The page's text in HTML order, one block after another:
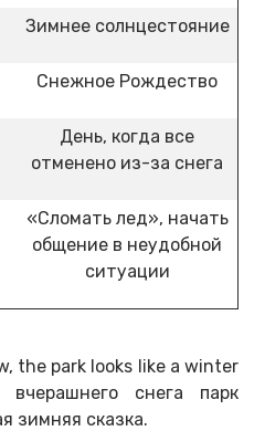
Зимнее солнцестояние
Снежное Рождество
День, когда все
отменено из-за снега
«Сломать лед», начать
общение в неудобной
ситуации
the park looks like a winter
снега парк
зимняя сказка.